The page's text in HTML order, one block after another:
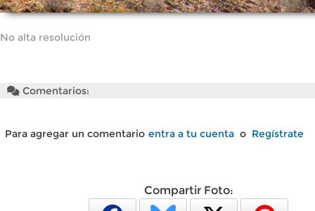
No alta resolución
Comentarios:
Para agregar un comentario entra a tu cuenta o Regístrate
Compartir Foto: